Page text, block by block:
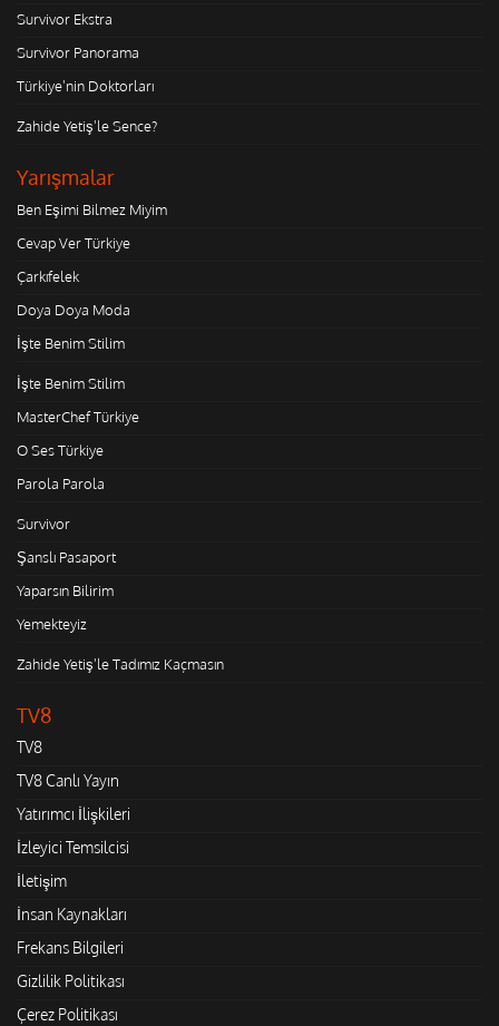
Survivor Ekstra
Survivor Panorama
Türkiye'nin Doktorları
Zahide Yetiş'le Sence?
Yarışmalar
Ben Eşimi Bilmez Miyim
Cevap Ver Türkiye
Çarkıfelek
Doya Doya Moda
İşte Benim Stilim
İşte Benim Stilim
MasterChef Türkiye
O Ses Türkiye
Parola Parola
Survivor
Şanslı Pasaport
Yaparsın Bilirim
Yemekteyiz
Zahide Yetiş'le Tadımız Kaçmasın
TV8
TV8
TV8 Canlı Yayın
Yatırımcı İlişkileri
İzleyici Temsilcisi
İletişim
İnsan Kaynakları
Frekans Bilgileri
Gizlilik Politikası
Çerez Politikası